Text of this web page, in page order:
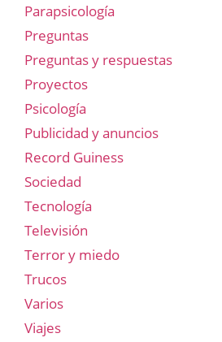
Parapsicología
Preguntas
Preguntas y respuestas
Proyectos
Psicología
Publicidad y anuncios
Record Guiness
Sociedad
Tecnología
Televisión
Terror y miedo
Trucos
Varios
Viajes